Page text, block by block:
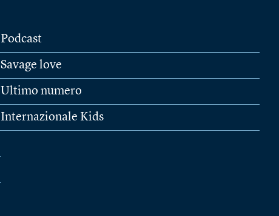
Podcast
Savage love
Ultimo numero
Internazionale Kids